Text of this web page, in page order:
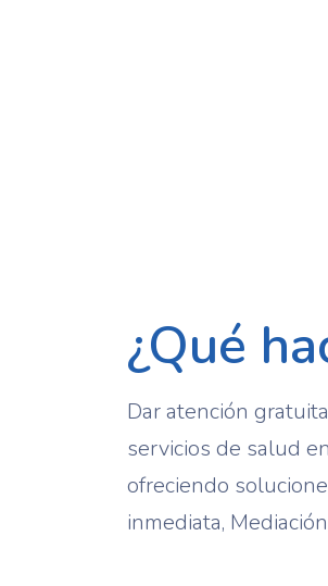
¿Qué
Dar atención
servicios de salud
ofreciendo
inmediata,